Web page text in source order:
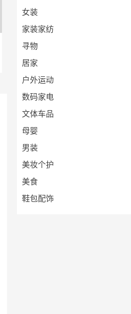
女装
家装家纺
寻物
居家
户外运动
数码家电
文体车品
母婴
男装
美妆个护
美食
鞋包配饰